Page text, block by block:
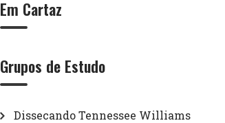
Em Cartaz
Grupos de Estudo
Dissecando Tennessee Williams